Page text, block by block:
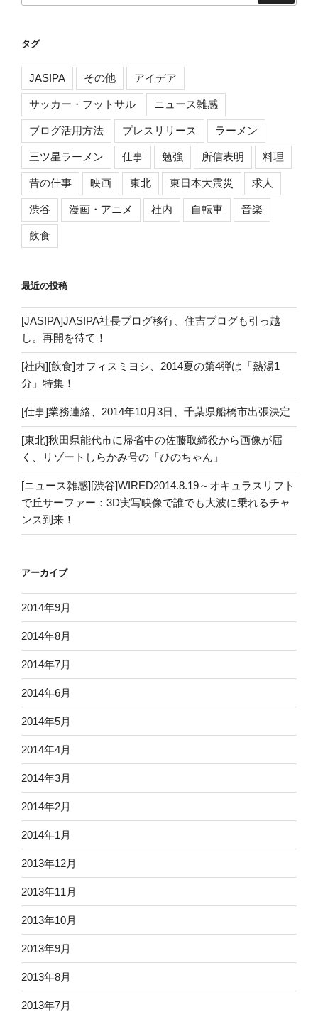
タグ
JASIPA その他 アイデア
サッカー・フットサル ニュース雑感
ブログ活用方法 プレスリリース ラーメン
三ツ星ラーメン 仕事 勉強 所信表明 料理
昔の仕事 映画 東北 東日本大震災 求人
渋谷 漫画・アニメ 社内 自転車 音楽
飲食
最近の投稿
[JASIPA]JASIPA社長ブログ移行、住吉ブログも引っ越
し。再開を待て！
[社内][飲食]オフィスミヨシ、2014夏の第4弾は「熱湯1
分」特集！
[仕事]業務連絡、2014年10月3日、千葉県船橋市出張決定
[東北]秋田県能代市に帰省中の佐藤取締役から画像が届
く、リゾートしらかみ号の「ひのちゃん」
[ニュース雑感][渋谷]WIRED2014.8.19～オキュラスリフト
で丘サーファー：3D実写映像で誰でも大波に乗れるチャ
ンス到来！
アーカイブ
2014年9月
2014年8月
2014年7月
2014年6月
2014年5月
2014年4月
2014年3月
2014年2月
2014年1月
2013年12月
2013年11月
2013年10月
2013年9月
2013年8月
2013年7月